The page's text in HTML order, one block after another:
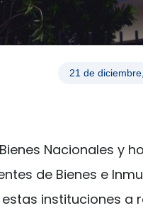
21 de
Nacionales y
de Bienes e
instituciones